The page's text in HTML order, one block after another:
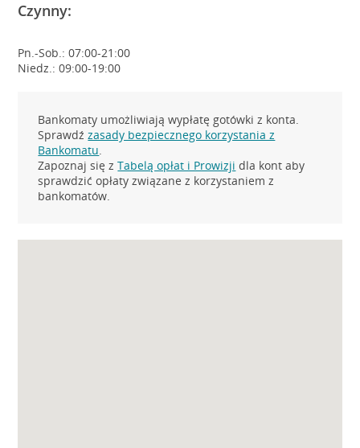
Czynny:
Pn.-Sob.: 07:00-21:00
Niedz.: 09:00-19:00
Bankomaty umożliwiają wypłatę gotówki z konta.
Sprawdźzasady bezpiecznego korzystania z
Bankomatu.
Zapoznaj się zTabelą opłat i Prowizji dla kont aby
sprawdzić opłaty związane z korzystaniem z
bankomatów.